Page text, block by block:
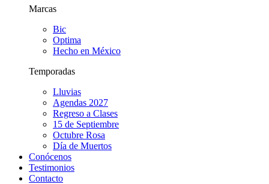
Marcas
Bic
Optima
Hecho en México
Temporadas
Lluvias
Agendas 2027
Regreso a Clases
15 de Septiembre
Octubre Rosa
Día de Muertos
Conócenos
Testimonios
Contacto